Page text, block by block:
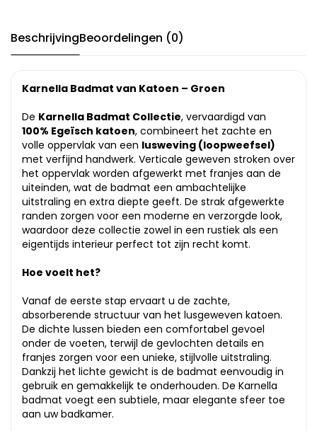
BeschrijvingBeoordelingen (0)
Karnella Badmat van Katoen – Groen
De Karnella Badmat Collectie, vervaardigd van
100% Egeïsch katoen, combineert het zachte en
volle oppervlak van een lusweving (loopweefsel)
met verfijnd handwerk. Verticale geweven stroken over
het oppervlak worden afgewerkt met franjes aan de
uiteinden, wat de badmat een ambachtelijke
uitstraling en extra diepte geeft. De strak afgewerkte
randen zorgen voor een moderne en verzorgde look,
waardoor deze collectie zowel in een rustiek als een
eigentijds interieur perfect tot zijn recht komt.
Hoe voelt het?
Vanaf de eerste stap ervaart u de zachte,
absorberende structuur van het lusgeweven katoen.
De dichte lussen bieden een comfortabel gevoel
onder de voeten, terwijl de gevlochten details en
franjes zorgen voor een unieke, stijlvolle uitstraling.
Dankzij het lichte gewicht is de badmat eenvoudig in
gebruik en gemakkelijk te onderhouden. De Karnella
badmat voegt een subtiele, maar elegante sfeer toe
aan uw badkamer.